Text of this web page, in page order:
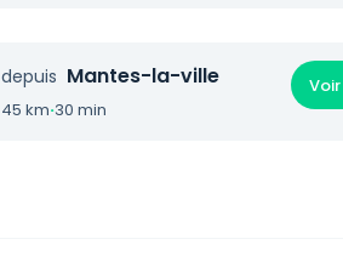
depuis Mantes-la-ville
45 km·30 min